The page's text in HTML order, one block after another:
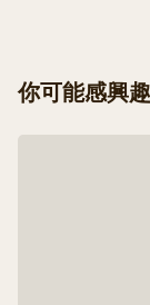
你可能感興